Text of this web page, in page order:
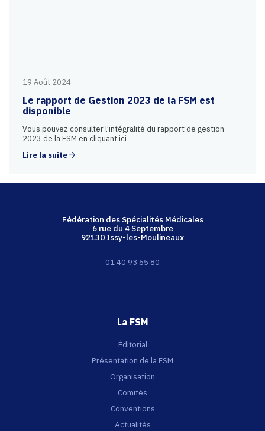
19 Août 2024
Le rapport de Gestion 2023 de la FSM est
disponible
Vous pouvez consulter l’intégralité du rapport de gestion
2023 de la FSM en cliquant ici
Lire la suite
Fédération des Spécialités Médicales
6 rue du 4 Septembre
92130 Issy-les-Moulineaux
01 40 93 65 80
La FSM
Éditorial
Présentation de la FSM
Organisation
Comités
Conventions
Actualités